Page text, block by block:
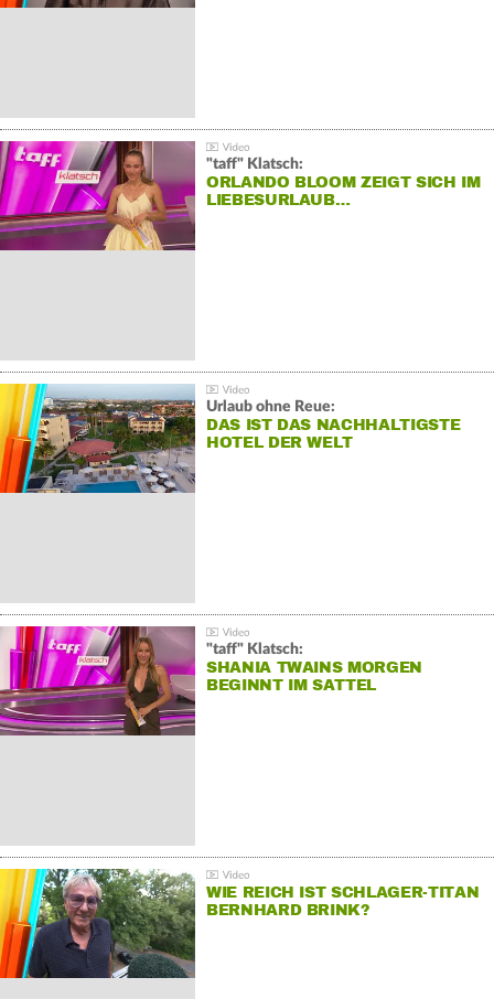
"taff" Klatsch:
ORLANDO BLOOM ZEIGT SICH IM
LIEBESURLAUB…
Urlaub ohne Reue:
DAS IST DAS NACHHALTIGSTE
HOTEL DER WELT
"taff" Klatsch:
SHANIA TWAINS MORGEN
BEGINNT IM SATTEL
WIE REICH IST SCHLAGER-TITAN
BERNHARD BRINK?